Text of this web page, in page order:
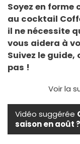
Soyez en
au cocktail
il ne nécessite
vous aidera à
Suivez le
pas !
Voir la
Vidéo suggérée
saison en août ?